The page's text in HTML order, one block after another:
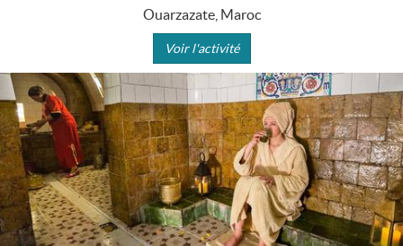
Ouarzazate, Maroc
Voir l'activité